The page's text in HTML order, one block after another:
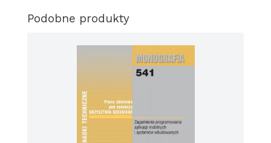
Podobne produkty